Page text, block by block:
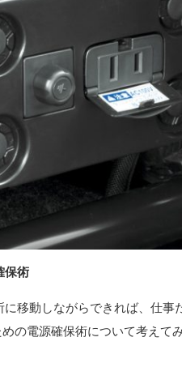
保術
移動しながらできれば、仕事
の電源確保術について考えて